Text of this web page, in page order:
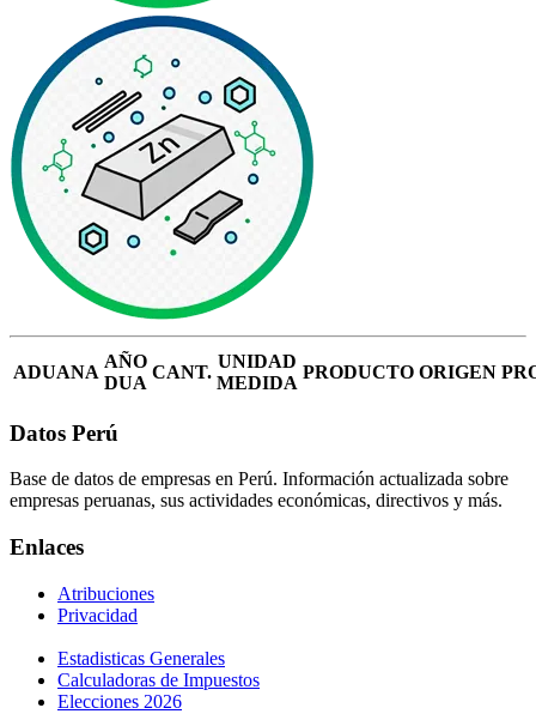
ADUANA
AÑO
DUA
CANT.
UNIDAD
MEDIDA
PRODUCTO ORIGEN
Datos Perú
Base de datos de empresas en Perú. Información actualizada sobre
empresas peruanas, sus actividades económicas, directivos y más.
Enlaces
Atribuciones
Privacidad
Estadisticas Generales
Calculadoras de Impuestos
Elecciones 2026